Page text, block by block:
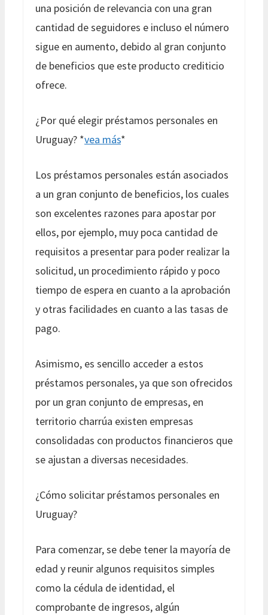
una posición de relevancia con una gran
cantidad de seguidores e incluso el número
sigue en aumento, debido al gran conjunto
de beneficios que este producto crediticio
ofrece.
¿Por qué elegir préstamos personales en
Uruguay? *vea más*
Los préstamos personales están asociados
a un gran conjunto de beneficios, los cuales
son excelentes razones para apostar por
ellos, por ejemplo, muy poca cantidad de
requisitos a presentar para poder realizar la
solicitud, un procedimiento rápido y poco
tiempo de espera en cuanto a la aprobación
y otras facilidades en cuanto a las tasas de
pago.
Asimismo, es sencillo acceder a estos
préstamos personales, ya que son ofrecidos
por un gran conjunto de empresas, en
territorio charrúa existen empresas
consolidadas con productos financieros que
se ajustan a diversas necesidades.
¿Cómo solicitar préstamos personales en
Uruguay?
Para comenzar, se debe tener la mayoría de
edad y reunir algunos requisitos simples
como la cédula de identidad, el
comprobante de ingresos, algún